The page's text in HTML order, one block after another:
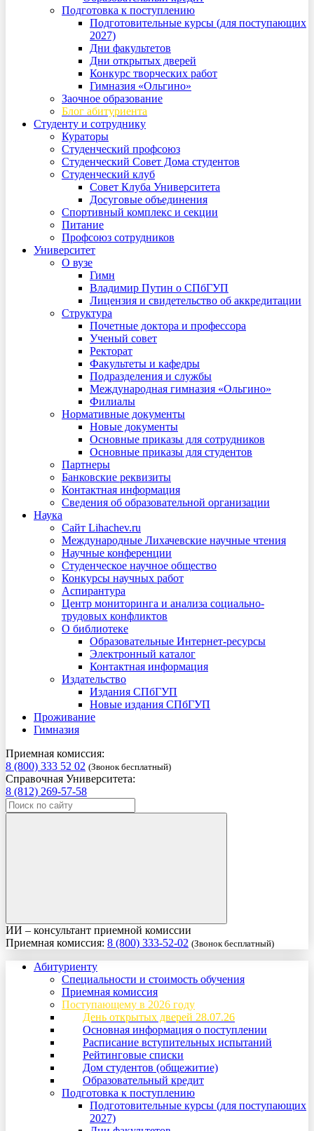
Подготовка к поступлению
Подготовительные курсы (для поступающих
2027)
Дни факультетов
Дни открытых дверей
Конкурс творческих работ
Гимназия «Ольгино»
Заочное образование
Блог абитуриента
Студенту и сотруднику
Кураторы
Студенческий профсоюз
Студенческий Совет Дома студентов
Студенческий клуб
Совет Клуба Университета
Досуговые объединения
Спортивный комплекс и секции
Питание
Профсоюз сотрудников
Университет
О вузе
Гимн
Владимир Путин о СПбГУП
Лицензия и свидетельство об аккредитации
Структура
Почетные доктора и профессора
Ученый совет
Ректорат
Факультеты и кафедры
Подразделения и службы
Международная гимназия «Ольгино»
Филиалы
Нормативные документы
Новые документы
Основные приказы для сотрудников
Основные приказы для студентов
Партнеры
Банковские реквизиты
Контактная информация
Сведения об образовательной организации
Наука
Сайт Lihachev.ru
Международные Лихачевские научные чтения
Научные конференции
Студенческое научное общество
Конкурсы научных работ
Аспирантура
Центр мониторинга и анализа социально-
трудовых конфликтов
О библиотеке
Образовательные Интернет-ресурсы
Электронный каталог
Контактная информация
Издательство
Издания СПбГУП
Новые издания СПбГУП
Проживание
Гимназия
Приемная комиссия:
8 (800) 333 52 02 (Звонок бесплатный)
Справочная Университета:
8 (812) 269-57-58
ИИ – консультант приемной комиссии
Приемная комиссия: 8 (800) 333-52-02 (Звонок бесплатный)
Абитуриенту
Специальности и стоимость обучения
Приемная комиссия
Поступающему в 2026 году
День открытых дверей 28.07.26
Основная информация о поступлении
Расписание вступительных испытаний
Рейтинговые списки
Дом студентов (общежитие)
Образовательный кредит
Подготовка к поступлению
Подготовительные курсы (для поступающих
2027)